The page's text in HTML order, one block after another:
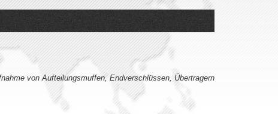
von Aufteilungsmuffen, Endverschlüssen, Übertragern